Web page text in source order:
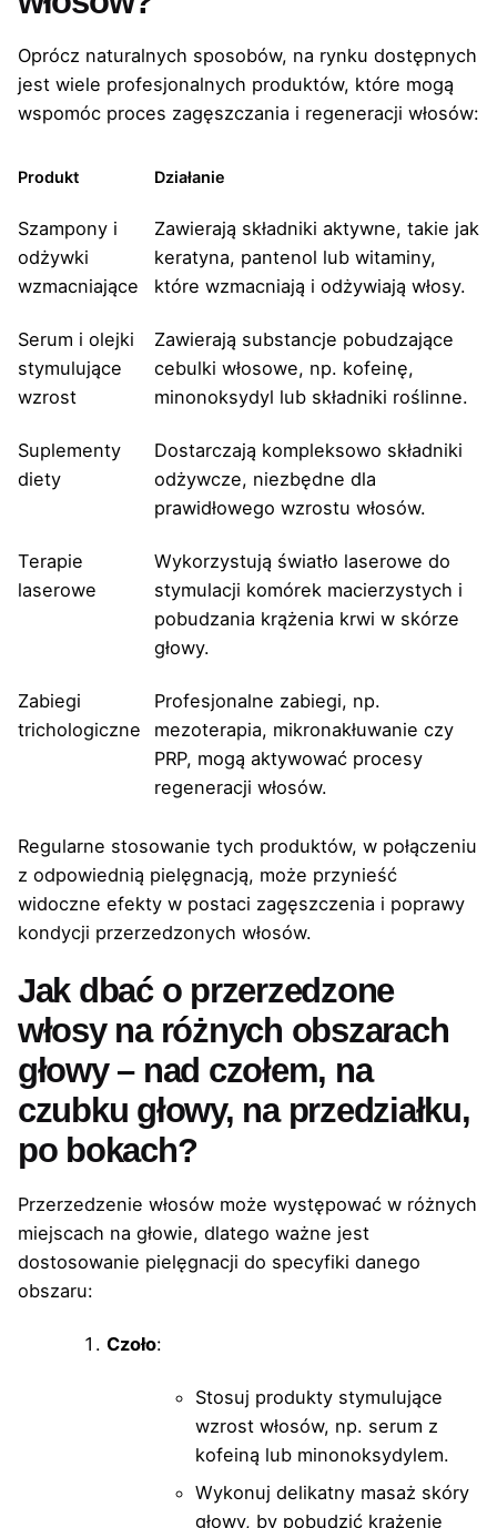
Oprócz naturalnych sposobów, na rynku dostępnych
jest wiele profesjonalnych produktów, które mogą
wspomóc proces zagęszczania i regeneracji włosów:
Produkt Działanie
Szampony i
odżywki
wzmacniające
Zawierają składniki aktywne, takie jak
keratyna, pantenol lub witaminy,
które wzmacniają i odżywiają włosy.
Serum i olejki
stymulujące
wzrost
Zawierają substancje pobudzające
cebulki włosowe, np. kofeinę,
minonoksydyl lub składniki roślinne.
Suplementy
diety
Dostarczają kompleksowo składniki
odżywcze, niezbędne dla
prawidłowego wzrostu włosów.
Terapie
laserowe
Wykorzystują światło laserowe do
stymulacji komórek macierzystych i
pobudzania krążenia krwi w skórze
głowy.
Zabiegi
trichologiczne
Profesjonalne zabiegi, np.
mezoterapia, mikronakłuwanie czy
PRP, mogą aktywować procesy
regeneracji włosów.
Regularne stosowanie tych produktów, w połączeniu
z odpowiednią pielęgnacją, może przynieść
widoczne efekty w postaci zagęszczenia i poprawy
kondycji przerzedzonych włosów.
Jak dbać o przerzedzone
włosy na różnych obszarach
głowy – nad czołem, na
czubku głowy, na przedziałku,
po bokach?
Przerzedzenie włosów może występować w różnych
miejscach na głowie, dlatego ważne jest
dostosowanie pielęgnacji do specyfiki danego
obszaru:
Czoło:
Stosuj produkty stymulujące
wzrost włosów, np. serum z
kofeiną lub minonoksydylem.
Wykonuj delikatny masaż skóry
głowy, by pobudzić krążenie